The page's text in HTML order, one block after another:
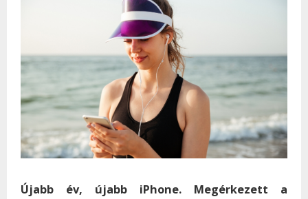
Újabb év, újabb iPhone. Megérkezett a